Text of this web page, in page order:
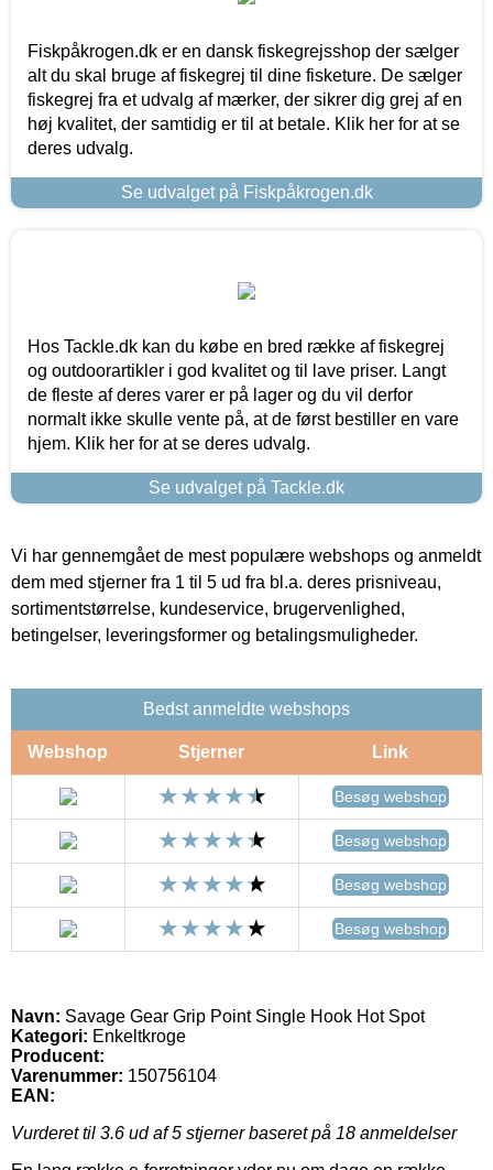
Fiskpåkrogen.dk er en dansk fiskegrejsshop der sælger
alt du skal bruge af fiskegrej til dine fisketure. De sælger
fiskegrej fra et udvalg af mærker, der sikrer dig grej af en
høj kvalitet, der samtidig er til at betale. Klik her for at se
deres udvalg.
Se udvalget på Fiskpåkrogen.dk
Hos Tackle.dk kan du købe en bred række af fiskegrej
og outdoorartikler i god kvalitet og til lave priser. Langt
de fleste af deres varer er på lager og du vil derfor
normalt ikke skulle vente på, at de først bestiller en vare
hjem. Klik her for at se deres udvalg.
Se udvalget på Tackle.dk
Vi har gennemgået de mest populære webshops og anmeldt
dem med stjerner fra 1 til 5 ud fra bl.a. deres prisniveau,
sortimentstørrelse, kundeservice, brugervenlighed,
betingelser, leveringsformer og betalingsmuligheder.
Bedst anmeldte webshops
Webshop Stjerner Link
Besøg webshop
Besøg webshop
Besøg webshop
Besøg webshop
Navn: Savage Gear Grip Point Single Hook Hot Spot
Kategori: Enkeltkroge
Producent:
Varenummer: 150756104
EAN:
Vurderet til 3.6 ud af 5 stjerner baseret på 18 anmeldelser